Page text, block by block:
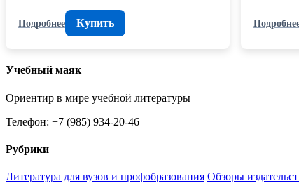
Подробнее Купить
Учебный маяк
Ориентир в мире учебной литературы
Телефон: +7 (985) 934-20-46
Рубрики
Литература для вузов и профобразования Обзоры